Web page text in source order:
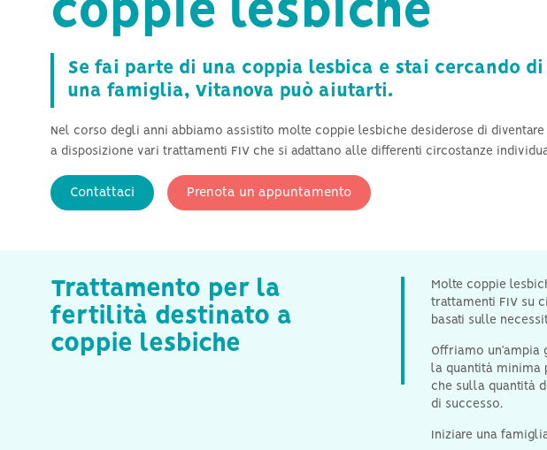
stimolazione
coppie lesbiche
Se fai parte di una coppia lesbica e stai cercando
una famiglia, Vitanova può aiutarti.
Nel corso degli anni abbiamo assistito molte coppie lesbiche desiderose di
a disposizione vari trattamenti FIV che si adattano alle differenti circostanze
Contattaci Prenota un appuntamento
Trattamento per la
fertilità destinato a
coppie lesbiche
Molte coppie
trattamenti FIV su
basati sulle
Offriamo
la quantità minima
che sulla quantità
di successo.
Iniziare una